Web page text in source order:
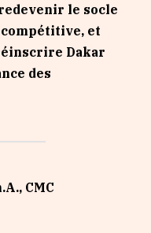
le socle
et
Dakar
des
CMC